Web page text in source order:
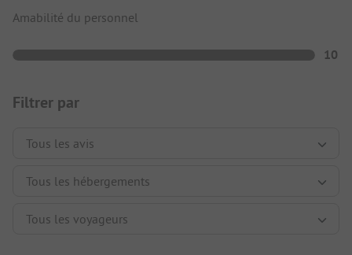
Amabilité du personnel
10
Filtrer par